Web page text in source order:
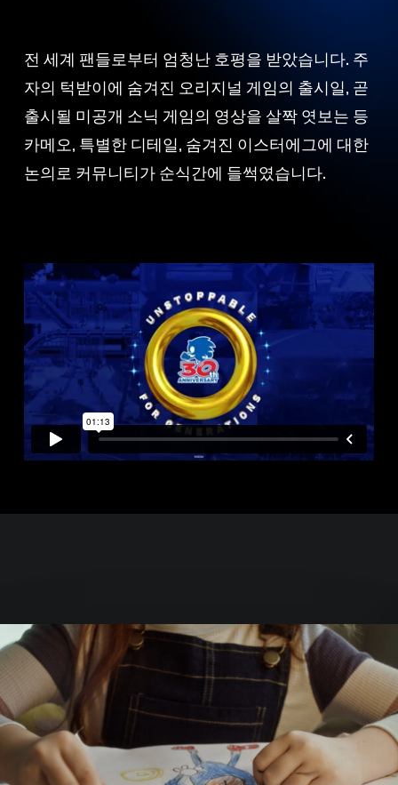
전 세계 팬들로부터 엄청난 호평을 받았습니다. 주
자의 턱받이에 숨겨진 오리지널 게임의 출시일, 곧
출시될 미공개 소닉 게임의 영상을 살짝 엿보는 등
카메오, 특별한 디테일, 숨겨진 이스터에그에 대한
논의로 커뮤니티가 순식간에 들썩였습니다.